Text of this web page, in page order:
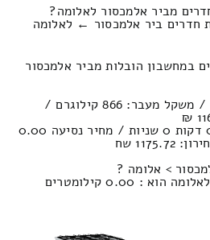
מביר אלמכסור לאלומה?
חדרים ביר אלמכסור ← לאלומה
במחשבון הובלות מביר אלמכסור
נפח חפצים : 19.46м³ / משקל מעבר: 866 קילוגרם /
שח
> אלומה ?
0.00 קילומטרים